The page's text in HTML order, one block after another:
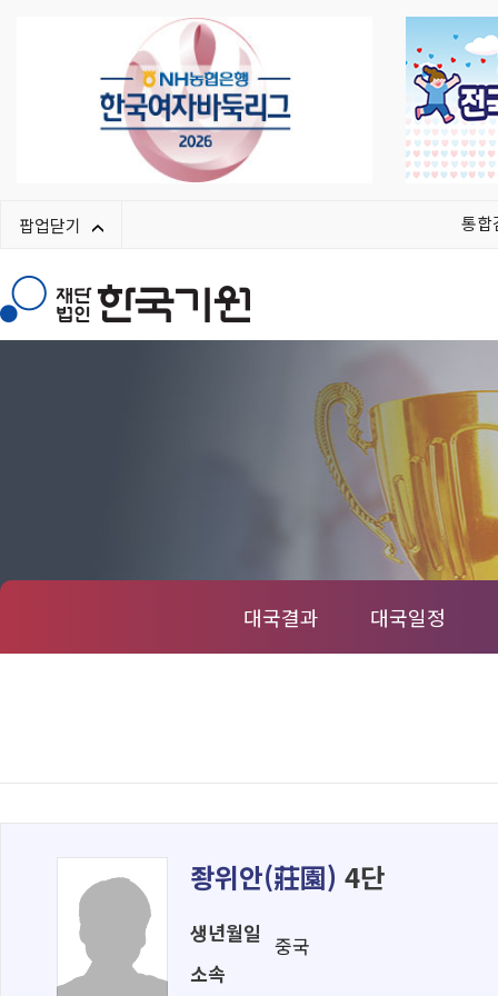
팝업닫기 통합
대국결과 대국일정
좡위안(莊園) 4단
생년월일
소속
중국